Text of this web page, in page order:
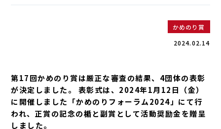
かめのり賞
2024.02.14
第17回かめのり賞は厳正な審査の結果、4団体の表彰
が決定しました。 表彰式は、2024年1月12日（金）
に開催しました「かめのりフォーラム2024」にて行
われ、正賞の記念の楯と副賞として活動奨励金を贈呈
しました。